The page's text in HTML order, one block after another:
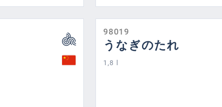
98019
うなぎのたれ
1,8 l